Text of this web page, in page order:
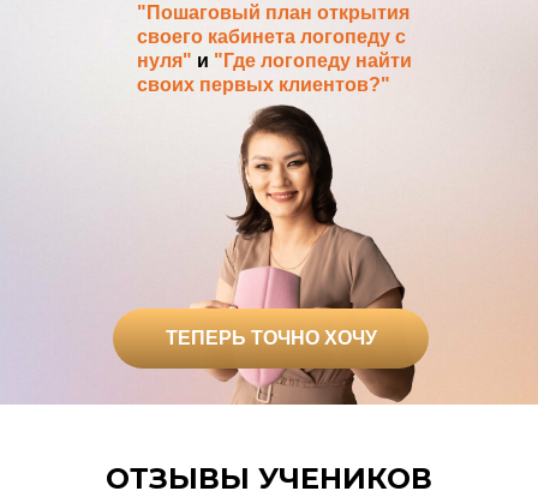
"Пошаговый план открытия
своего кабинета логопеду с
нуля" и "Где логопеду найти
своих первых клиентов?"
ТЕПЕРЬ ТОЧНО ХОЧУ
ОТЗЫВЫ УЧЕНИКОВ